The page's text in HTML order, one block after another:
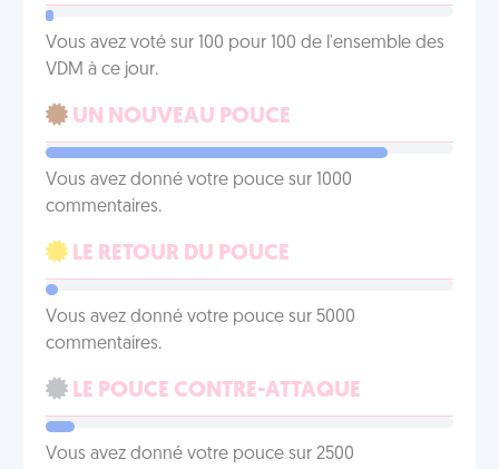
Vous avez voté sur 100 pour 100 de l'ensemble des
VDM à ce jour.
UN NOUVEAU POUCE
Vous avez donné votre pouce sur 1000
commentaires.
LE RETOUR DU POUCE
Vous avez donné votre pouce sur 5000
commentaires.
LE POUCE CONTRE-ATTAQUE
Vous avez donné votre pouce sur 2500